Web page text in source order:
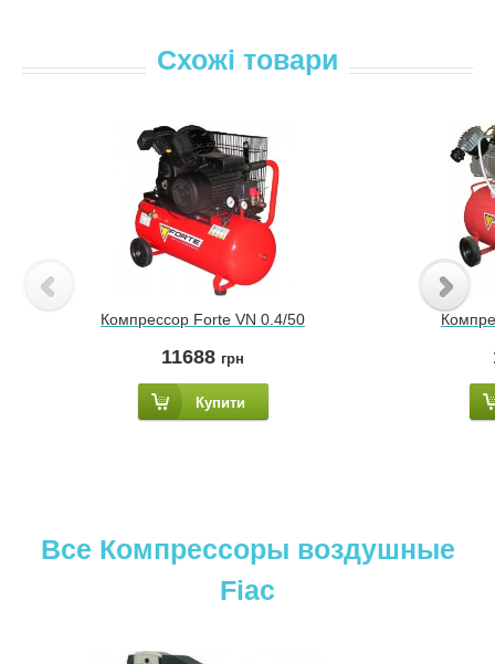
Схожі товари
Компрессор Forte VN 0.4/50
11688 грн
Купити
Все Компрессоры воздушные
Fiac